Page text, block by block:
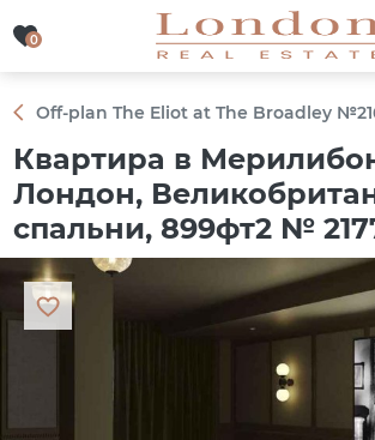
0
0
Off-plan The Eliot at The Broadley
Квартира в
Лондон,
спальни, 899фт2 №